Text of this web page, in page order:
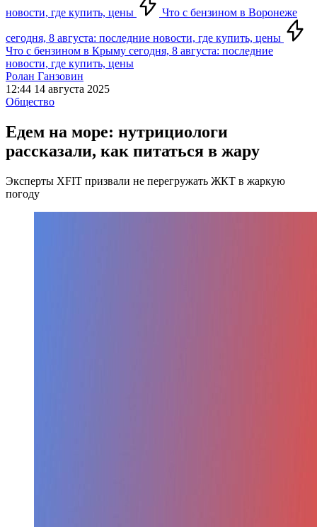
новости, где купить, цены Что с бензином в Воронеже
сегодня, 8 августа: последние новости, где купить, цены
Что с бензином в Крыму сегодня, 8 августа: последние
новости, где купить, цены
Ролан Ганзовин
12:44 14 августа 2025
Общество
Едем на море: нутрициологи
рассказали, как питаться в жару
Эксперты XFIT призвали не перегружать ЖКТ в жаркую
погоду